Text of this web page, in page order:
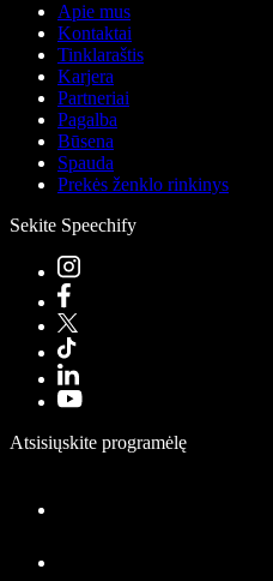
Apie mus
Kontaktai
Tinklaraštis
Karjera
Partneriai
Pagalba
Būsena
Spauda
Prekės ženklo rinkinys
Sekite Speechify
Atsisiųskite programėlę